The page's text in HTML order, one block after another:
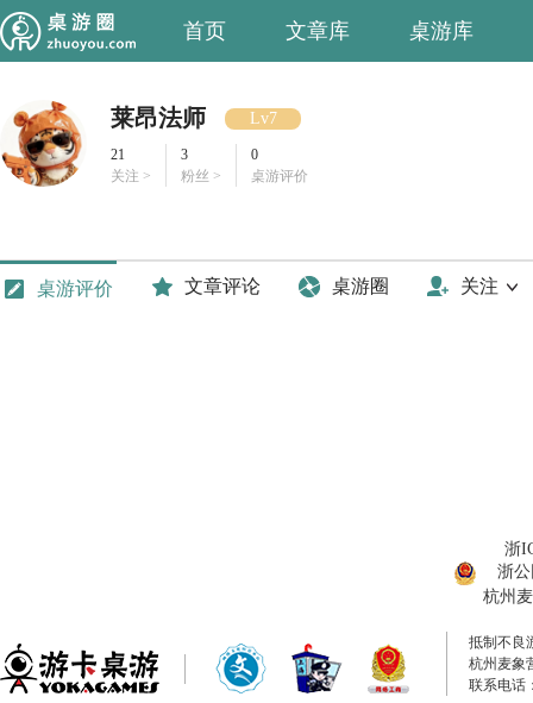
首页 文章库 桌游库
莱昂法师 Lv7
21
关注 >
3
粉丝 >
0
桌游评价
桌游评价 文章评论 桌游圈 关注
浙
浙公
杭州
抵制不良
杭州麦象
联系电话